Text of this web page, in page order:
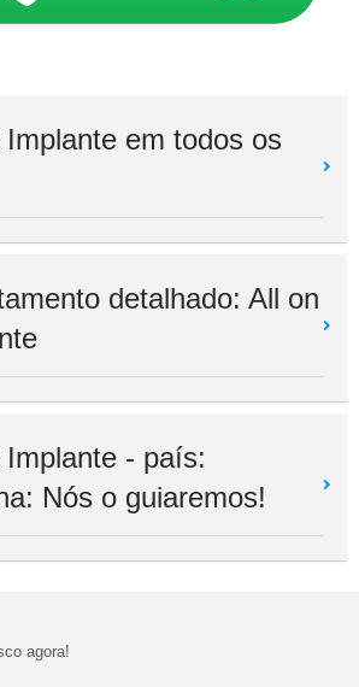
em todos os
detalhado: All on
- país:
Nós o guiaremos!
agora!